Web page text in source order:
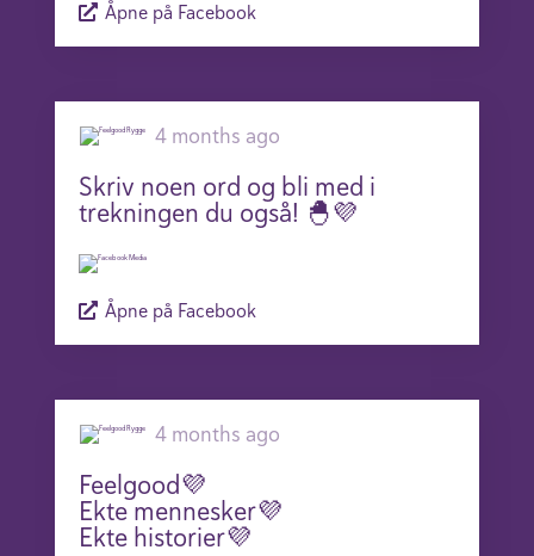
Åpne på Facebook
4 months ago
Skriv noen ord og bli med i
trekningen du også! 🐣💜
Åpne på Facebook
4 months ago
Feelgood💜
Ekte mennesker💜
Ekte historier💜